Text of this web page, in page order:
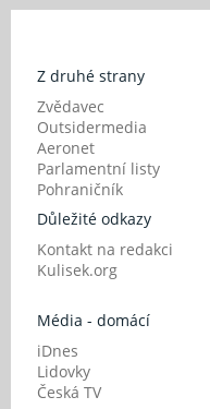
Z druhé strany
Zvědavec
Outsidermedia
Aeronet
Parlamentní listy
Pohraničník
Důležité odkazy
Kontakt na redakci
Kulisek.org
Média - domácí
iDnes
Lidovky
Česká TV